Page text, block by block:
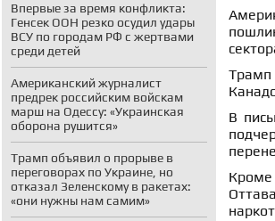
Впервые за время конфликта:
Генсек ООН резко осудил удары
ВСУ по городам РФ с жертвами
среди детей
Американский журналист
предрек российским войскам
марш на Одессу: «Украинская
оборона рушится»
Трамп объявил о прорыве в
переговорах по Украине, но
отказал Зеленскому в ракетах:
«они нужны нам самим»
В